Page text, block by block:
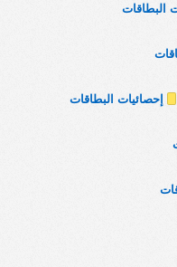
البطاقات
إحصائيات البطاقات